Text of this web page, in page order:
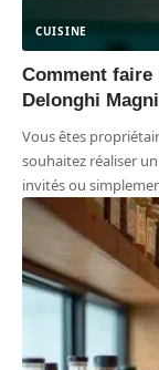
CUISINE
Comment faire
Delonghi
Vous êtes
souhaitez réaliser
invités ou